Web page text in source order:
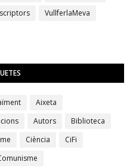
VullferlaMeva
Aixeta
Autors
Biblioteca
Ciència
CiFi